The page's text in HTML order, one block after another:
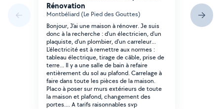
Rénovation
Montbéliard (Le Pied des Gouttes)
Bonjour, J'ai une maison à rénover. Je suis
donc à la recherche : d'un électricien, d'un
plaquiste, d'un plombier, d'un carreleur...
L'électricité est à remettre aux normes :
tableau électrique, tirage de câble, prise de
terre... Il y a une salle de bain à refaire
entièrement du sol au plafond. Carrelage à
faire dans toute les pièces de la maison.
Placo à poser sur murs extérieurs de toute
la maison et plafond, changement des
portes.... A tarifs raisonnables svp